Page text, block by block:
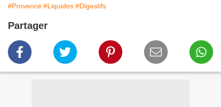
#Provence #Liquides #Digestifs
Partager